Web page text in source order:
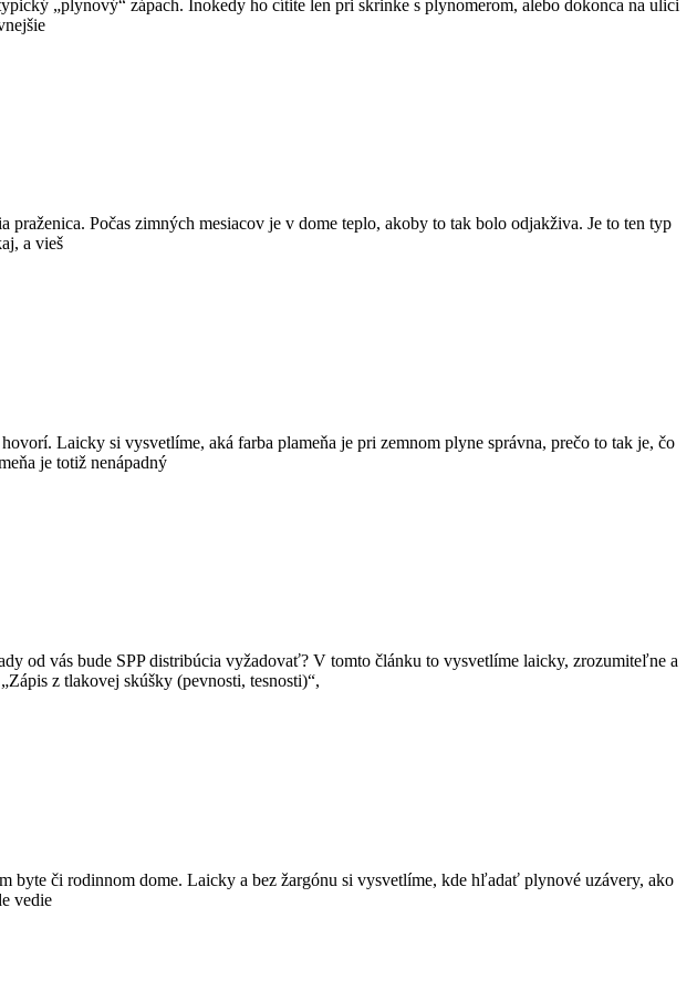
„plynový“ zápach. Inokedy ho cítite len pri skrinke s plynomerom, alebo dokonca na ulici
Počas zimných mesiacov je v dome teplo, akoby to tak bolo odjakživa. Je to ten typ
a vieš
Laicky si vysvetlíme, aká farba plameňa je pri zemnom plyne správna, prečo to tak je, čo
je totiž nenápadný
od vás bude SPP distribúcia vyžadovať? V tomto článku to vysvetlíme laicky, zrozumiteľne a
z tlakovej skúšky (pevnosti, tesnosti)“,
byte či rodinnom dome. Laicky a bez žargónu si vysvetlíme, kde hľadať plynové uzávery, ako
vedie